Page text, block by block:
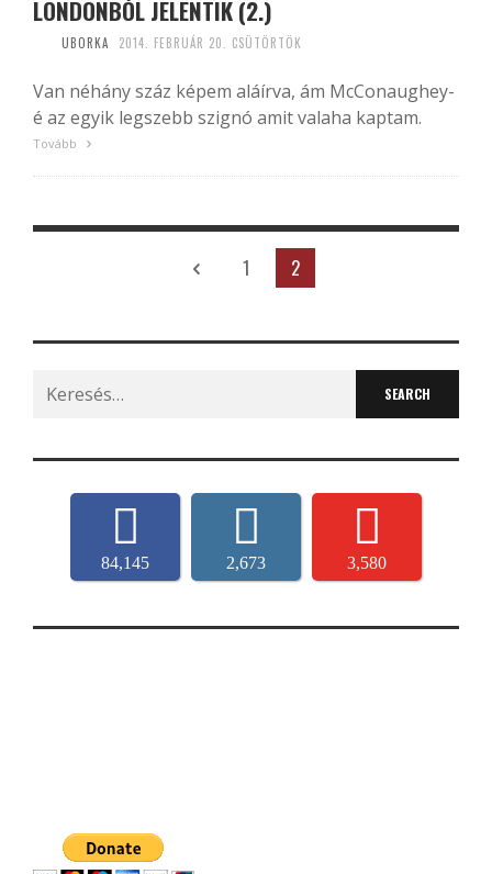
LONDONBÓL JELENTIK (2.)
UBORKA 2014. FEBRUÁR 20. CSÜTÖRTÖK
Van néhány száz képem aláírva, ám McConaughey-
é az egyik legszebb szignó amit valaha kaptam.
Tovább
1 2
Search
for:
84,145 2,673 3,580